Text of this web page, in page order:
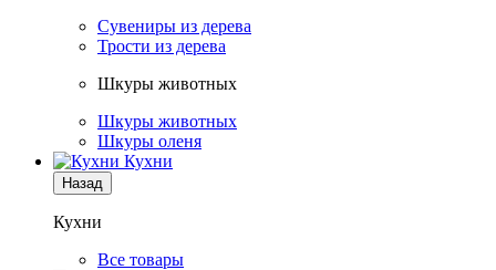
Сувениры из дерева
Трости из дерева
Шкуры животных
Шкуры животных
Шкуры оленя
Кухни
Назад
Кухни
Все товары